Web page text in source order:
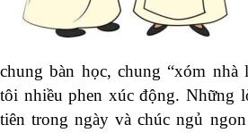
chung bàn học, chung “xóm nhà
tôi nhiều phen xúc động. Những
tiên trong ngày và chúc ngủ